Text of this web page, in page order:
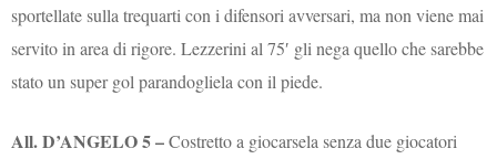
sportellate sulla trequarti con i difensori avversari, ma non viene mai
servito in area di rigore. Lezzerini al 75′ gli nega quello che sarebbe
stato un super gol parandogliela con il piede.
All. D’ANGELO 5 –Costretto a giocarsela senza due giocatori